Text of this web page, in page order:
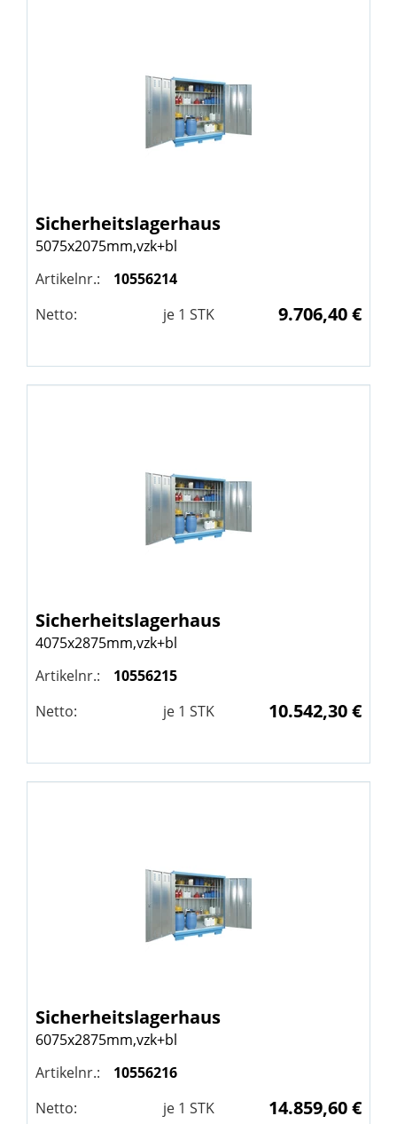
Sicherheitslagerhaus
5075x2075mm,vzk+bl
Artikelnr.:
10556214
Netto:
je 1 STK 9.706,40 €
Sicherheitslagerhaus
4075x2875mm,vzk+bl
Artikelnr.:
10556215
Netto:
je 1 STK 10.542,30 €
Sicherheitslagerhaus
6075x2875mm,vzk+bl
Artikelnr.:
10556216
Netto:
je 1 STK 14.859,60 €